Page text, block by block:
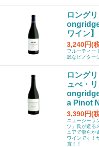
ロング
ワイン】
3,240円(
フルーティー
麗なピノター
ロング
ュべ・
a Pinot
3,390円(
ニュージーラ
ツ」氏が造る
ュアで滑らか
ワインです！
賞！！